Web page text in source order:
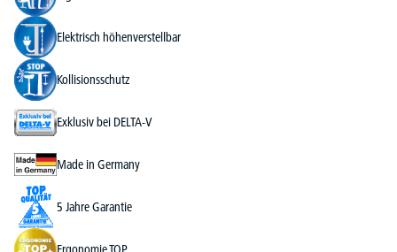
Elektrisch höhenverstellbar
Kollisionsschutz
Exklusiv bei DELTA-V
Made in Germany
5 Jahre Garantie